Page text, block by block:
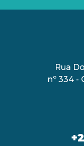
Rua
nº 334 -